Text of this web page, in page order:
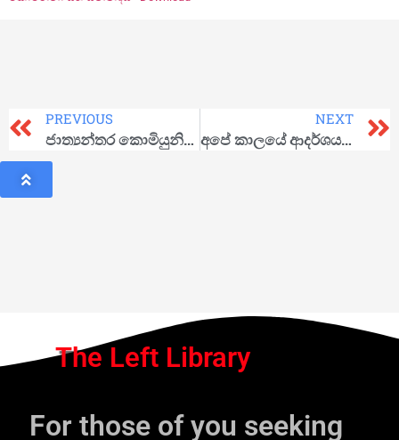
PREVIOUS
ජාත්‍යන්තර කොමියුනිස්ට්වාදියා
NEXT
අපේ කාලයේ ආදර්ශය; ෆිදෙල්
The Left Library
For those of you seeking